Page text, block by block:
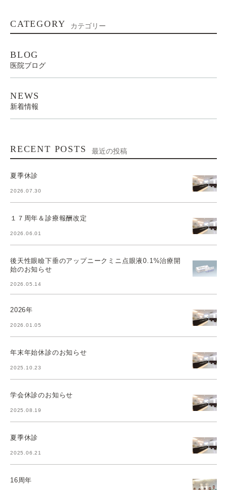
CATEGORY カテゴリー
BLOG
医院ブログ
NEWS
新着情報
RECENT POSTS 最近の投稿
夏季休診
2026.07.30
１７周年＆診療報酬改定
2026.06.01
後天性眼瞼下垂のアップニークミニ点眼液0.1%治療開
始のお知らせ
2026.05.14
2026年
2026.01.05
年末年始休診のお知らせ
2025.10.23
学会休診のお知らせ
2025.08.19
夏季休診
2025.06.21
16周年